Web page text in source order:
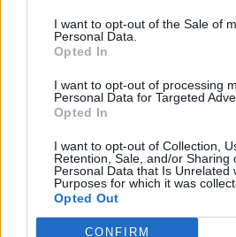
I want to opt-out of the Sale of
Personal Data.
Opted In
I want to opt-out of processing
Personal Data for Targeted
Opted In
I want to opt-out of Collection,
Retention, Sale, and/or Sharing
Personal Data that Is Unrelated
Purposes for which it was
Opted Out
CONFIRM
Ακολουθήστε το E-
και μάθετε πρώτοι